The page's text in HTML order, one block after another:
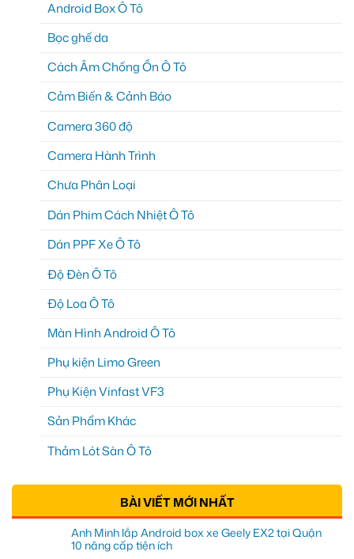
Android Box Ô Tô
Bọc ghế da
Cách Âm Chống Ồn Ô Tô
Cảm Biến & Cảnh Báo
Camera 360 độ
Camera Hành Trình
Chưa Phân Loại
Dán Phim Cách Nhiệt Ô Tô
Dán PPF Xe Ô Tô
Độ Đèn Ô Tô
Độ Loa Ô Tô
Màn Hình Android Ô Tô
Phụ kiện Limo Green
Phụ Kiện Vinfast VF3
Sản Phẩm Khác
Thảm Lót Sàn Ô Tô
BÀI VIẾT MỚI NHẤT
Anh Minh lắp Android box xe Geely EX2 tại Quận
10 nâng cấp tiện ích